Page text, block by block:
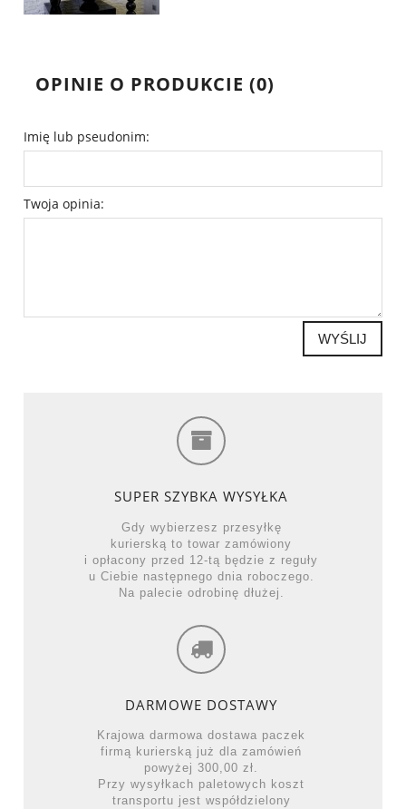
OPINIE O PRODUKCIE (0)
Imię lub pseudonim:
Twoja opinia:
WYŚLIJ
SUPER SZYBKA WYSYŁKA
Gdy wybierzesz przesyłkę
kurierską to towar zamówiony
i opłacony przed 12-tą będzie z reguły
u Ciebie następnego dnia roboczego.
Na palecie odrobinę dłużej.
DARMOWE DOSTAWY
Krajowa darmowa dostawa paczek
firmą kurierską już dla zamówień
powyżej 300,00 zł.
Przy wysyłkach paletowych koszt
transportu jest współdzielony